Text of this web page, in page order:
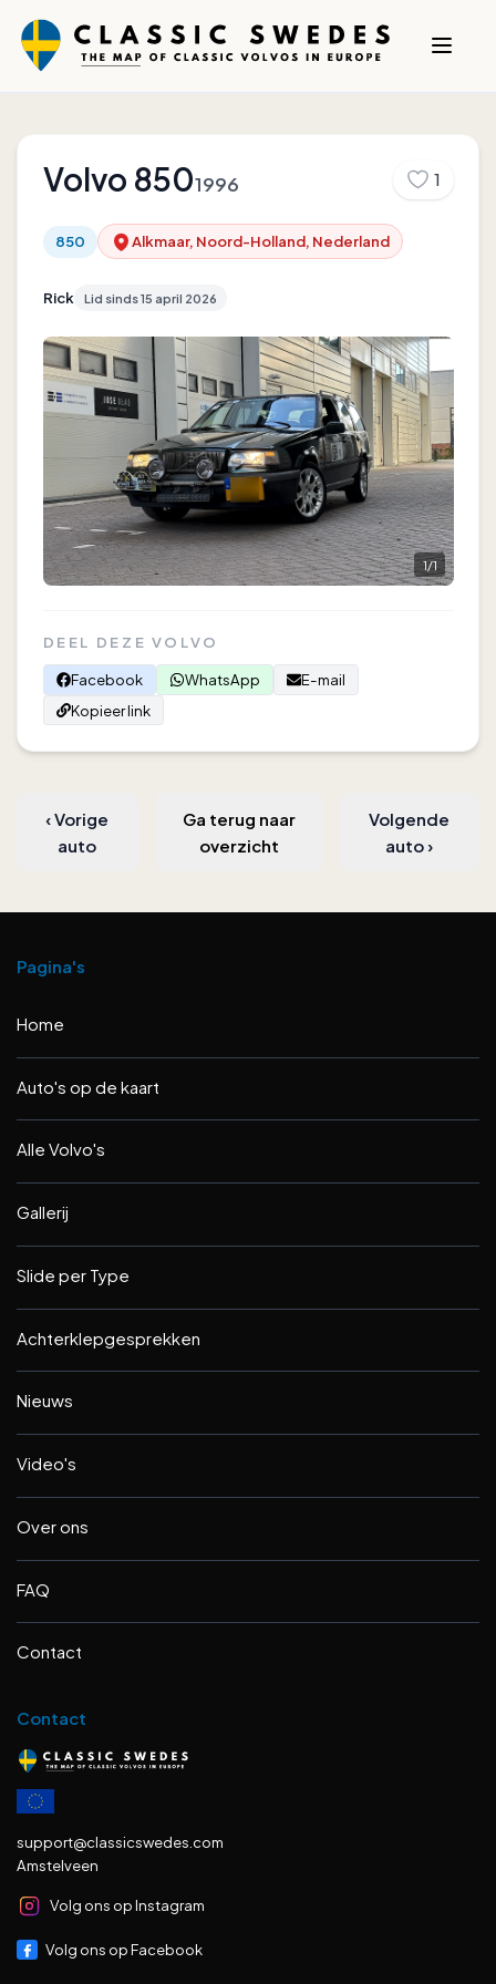
Volvo 8501996 1
850 Alkmaar, Noord-Holland, Nederland
Rick Lid sinds15 april 2026
1/1
DEEL DEZE VOLVO
Facebook
WhatsApp
E-mail
Kopieer link
‹Vorige
auto
Ga terug naar
overzicht
Volgende
auto›
Pagina's
Home
Auto's op de kaart
Alle Volvo's
Gallerij
Slide per Type
Achterklepgesprekken
Nieuws
Video's
Over ons
FAQ
Contact
Contact
support@classicswedes.com
Amstelveen
Volg ons op Instagram
Volg ons op Facebook